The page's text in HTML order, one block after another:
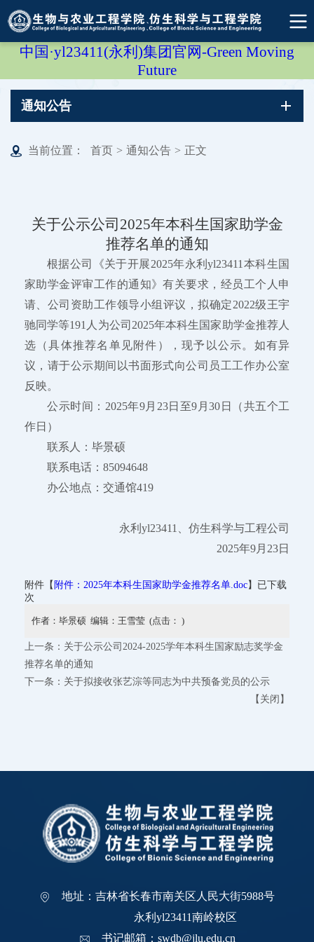
中国·yl23411(永利)集团官网-Green Moving
Future
通知公告
当前位置： 首页 > 通知公告 > 正文
关于公示公司2025年本科生国家助学金
推荐名单的通知
根据公司《关于开展2025年永利yl23411本科生国
家助学金评审工作的通知》有关要求，经员工个人申
请、公司资助工作领导小组评议，拟确定2022级王宇
驰同学等191人为公司2025年本科生国家助学金推荐人
选（具体推荐名单见附件），现予以公示。如有异
议，请于公示期间以书面形式向公司员工工作办公室
反映。
公示时间：2025年9月23日至9月30日（共五个工
作日）
联系人：毕景硕
联系电话：85094648
办公地点：交通馆419
永利yl23411、仿生科学与工程公司
2025年9月23日
附件【 附件：2025年本科生国家助学金推荐名单.doc】已下载
次
作者：毕景硕 编辑：王雪莹 (点击： )
上一条： 关于公示公司2024-2025学年本科生国家励志奖学金
推荐名单的通知
下一条： 关于拟接收张艺淙等同志为中共预备党员的公示
【 关闭 】
地址：吉林省长春市南关区人民大街5988号
永利yl23411南岭校区
书记邮箱：swdb@jlu.edu.cn